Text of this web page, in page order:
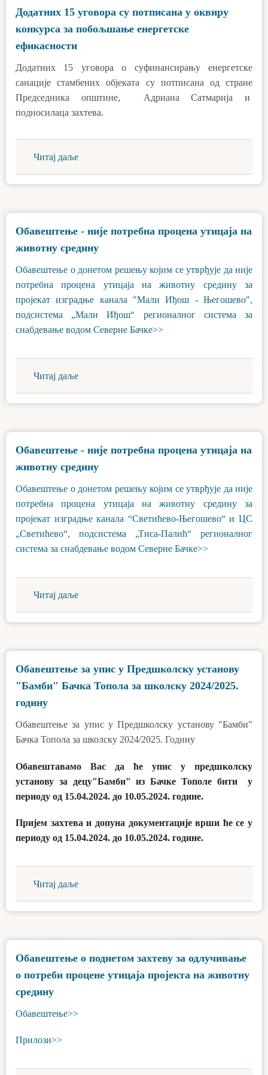
Додатних 15 уговора су потписана у оквиру
конкурса за побољшање енергетске
ефикасности
Додатних 15 уговора о суфинансирању енергетске
санације стамбених објеката су потписана од стране
Председника општине, Адриана Сатмарија и
подносилаца захтева.
Читај даље
Обавештење - није потребна процена утицаја на
животну средину
Обавештење о донетом решењу којим се утврђује да није
потребна процена утицаја на животну средину за
пројекат изградње канала "Мали Иђош - Његошево",
подсистема „Мали Иђош“ регионалног система за
снабдевање водом Северне Бачке>>
Читај даље
Обавештење - није потребна процена утицаја на
животну средину
Обавештење о донетом решењу којим се утврђује да није
потребна процена утицаја на животну средину за
пројекат изградње канала “Светићево-Његошево“ и ЦС
„Светићево“, подсистема „Тиса-Палић“ регионалног
система за снабдевање водом Северне Бачке>>
Читај даље
Обавештење за упис у Предшколску установу
"Бамби" Бачка Топола за школску 2024/2025.
годину
Обавештење за упис у Предшколску установу "Бамби"
Бачка Топола за школску 2024/2025. Годину
Обавештавамо Вас да ће упис у предшколску
установу за децу"Бамби" из Бачке Тополе бити у
периоду од 15.04.2024. до 10.05.2024. године.
Пријем захтева и допуна документације врши ће се у
периоду од 15.04.2024. до 10.05.2024. године.
Читај даље
Обавештење о поднетом захтеву за одлучивање
о потреби процене утицаја пројекта на животну
средину
Обавештење>>
Прилози>>